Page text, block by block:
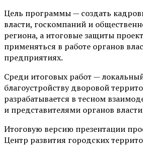
Цель программы — создать
власти, госкомпаний и
региона, а итоговые защиты
применяться в работе органов
предприятиях.
Среди итоговых работ —
благоустройству дворовой
разрабатывается в тесном
и представителями органов
Итоговую версию презентации
Центр развития городских